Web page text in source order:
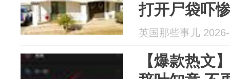
打开尸袋吓
英国那些事儿
【爆款热文